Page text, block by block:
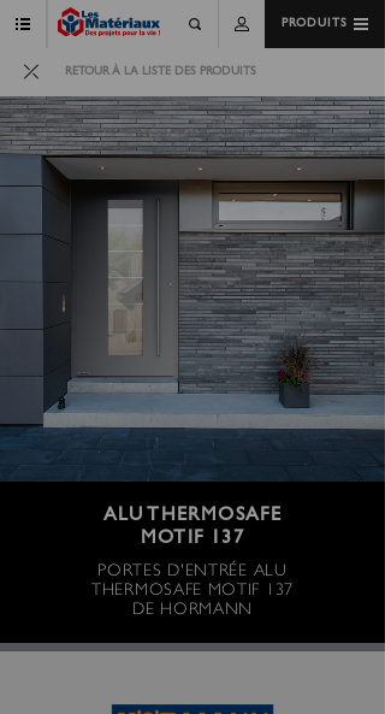
PRODUITS
RETOUR À LA LISTE DES PRODUITS
ALU THERMOSAFE
MOTIF 137
PORTES D'ENTRÉE ALU
THERMOSAFE MOTIF 137
DE HORMANN